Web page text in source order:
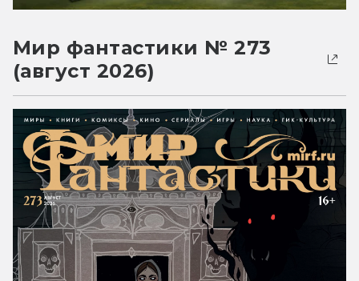
Мир фантастики № 273
(август 2026)